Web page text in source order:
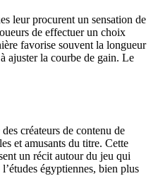
leur procurent un sensation de
de effectuer un choix
favorise souvent la longueur
ajuster la courbe de gain. Le
créateurs de contenu de
et amusants du titre. Cette
un récit autour du jeu qui
égyptiennes, bien plus